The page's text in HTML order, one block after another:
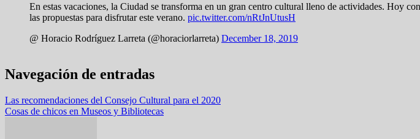
En estas vacaciones, la Ciudad se transforma en un gran centro cultural lleno de actividades. Hoy con
las propuestas para disfrutar este verano. pic.twitter.com/nRtJnUtusH
@ Horacio Rodríguez Larreta (@horaciorlarreta) December 18, 2019
Navegación de entradas
Las recomendaciones del Consejo Cultural para el 2020
Cosas de chicos en Museos y Bibliotecas